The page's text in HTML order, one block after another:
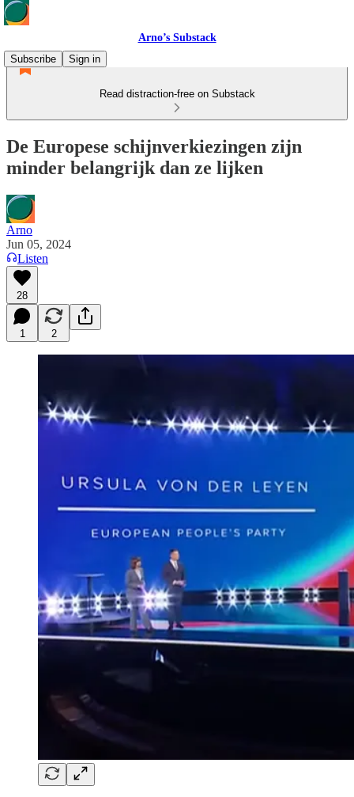
Arno’s Substack
Subscribe
Sign in
Read distraction-free on Substack
De Europese schijnverkiezingen zijn
minder belangrijk dan ze lijken
Arno
Jun 05, 2024
Listen
28
1 2